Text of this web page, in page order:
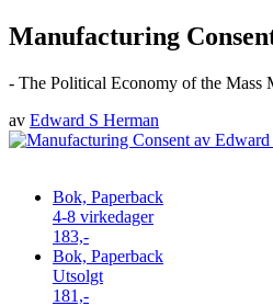
Manufacturing
- The Political Economy of the Mass
av Edward S Herman
Bok, Paperback
4-8 virkedager
183,-
Bok, Paperback
Utsolgt
181,-